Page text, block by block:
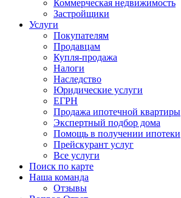
Коммерческая недвижимость
Застройщики
Услуги
Покупателям
Продавцам
Купля-продажа
Налоги
Наследство
Юридические услуги
ЕГРН
Продажа ипотечной квартиры
Экспертный подбор дома
Помощь в получении ипотеки
Прейскурант услуг
Все услуги
Поиск по карте
Наша команда
Отзывы